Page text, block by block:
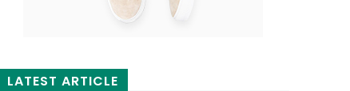
LATEST ARTICLE